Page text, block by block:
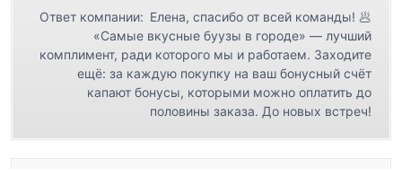
Ответ компании: Елена, спасибо от всей команды! 🥟
«Самые вкусные буузы в городе» — лучший
комплимент, ради которого мы и работаем. Заходите
ещё: за каждую покупку на ваш бонусный счёт
капают бонусы, которыми можно оплатить до
половины заказа. До новых встреч!